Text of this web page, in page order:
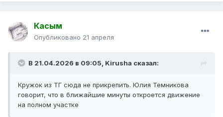
Касым
Опубликовано 21 апреля
В 21.04.2026 в 09:05, Kirusha сказал:
Кружок из ТГ сюда не прикрепить. Юлия Темникова
говорит, что в ближайшие минуты откроется движение
на полном участке